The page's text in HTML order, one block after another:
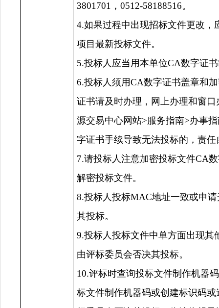
3801701，0512-58188516。
4.如果过程中出现招标文件更改
项目最新投标文件。
5.投标人应当用本单位CA数字证
6.投标人须用CA数字证书盖章和
证书请及时办理，网上办理和窗
源交易中心网站>服务指南>办事
字证书手续导致无法投标的，责任
7.请投标人注意加密投标文件CA
解密投标文件。
8.投标人投标MAC地址一致或申
其投标。
9.投标人投标文件中单方面出现
由评标委员会否决其投标。
10.评标时查询投标文件制作机器
标文件制作机器码或创建标识码